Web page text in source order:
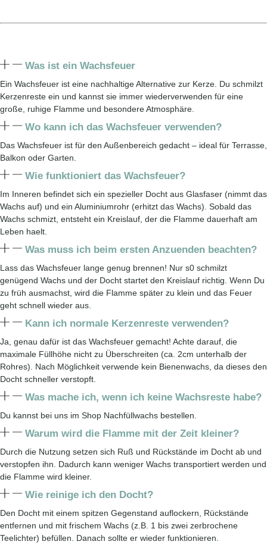
Was ist ein Wachsfeuer
Ein Wachsfeuer ist eine nachhaltige Alternative zur Kerze. Du schmilzt
Kerzenreste ein und kannst sie immer wiederverwenden für eine
große, ruhige Flamme und besondere Atmosphäre.
Wo kann ich das Wachsfeuer verwenden?
Das Wachsfeuer ist für den Außenbereich gedacht – ideal für Terrasse,
Balkon oder Garten.
Wie funktioniert das Wachsfeuer?
Im Inneren befindet sich ein spezieller Docht aus Glasfaser (nimmt das
Wachs auf) und ein Aluminiumrohr (erhitzt das Wachs). Sobald das
Wachs schmizt, entsteht ein Kreislauf, der die Flamme dauerhaft am
Leben haelt.
Was muss ich beim ersten Anzuenden beachten?
Lass das Wachsfeuer lange genug brennen! Nur s0 schmilzt
genügend Wachs und der Docht startet den Kreislauf richtig. Wenn Du
zu früh ausmachst, wird die Flamme später zu klein und das Feuer
geht schnell wieder aus.
Kann ich normale Kerzenreste verwenden?
Ja, genau dafür ist das Wachsfeuer gemacht! Achte darauf, die
maximale Füllhöhe nicht zu Überschreiten (ca. 2cm unterhalb der
Rohres). Nach Möglichkeit verwende kein Bienenwachs, da dieses den
Docht schneller verstopft.
Was mache ich, wenn ich keine Wachsreste habe?
Du kannst bei uns im Shop Nachfüllwachs bestellen.
Warum wird die Flamme mit der Zeit kleiner?
Durch die Nutzung setzen sich Ruß und Rückstände im Docht ab und
verstopfen ihn. Dadurch kann weniger Wachs transportiert werden und
die Flamme wird kleiner.
Wie reinige ich den Docht?
Den Docht mit einem spitzen Gegenstand auflockern, Rückstände
entfernen und mit frischem Wachs (z.B. 1 bis zwei zerbrochene
Teelichter) befüllen. Danach sollte er wieder funktionieren.